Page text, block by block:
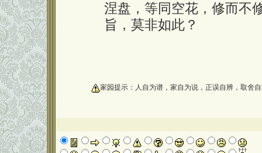
涅盘，等同空花，修而不
旨，莫非如此？
家园提示：人自为谱，家自为说，正误自辨，取舍